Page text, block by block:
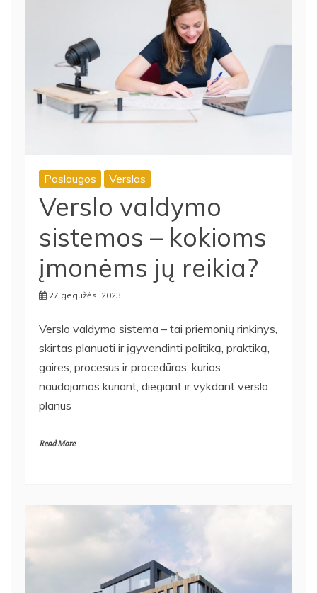
Paslaugos Verslas
Verslo valdymo
sistemos – kokioms
įmonėms jų reikia?
27 gegužės, 2023
Verslo valdymo sistema – tai priemonių rinkinys,
skirtas planuoti ir įgyvendinti politiką, praktiką,
gaires, procesus ir procedūras, kurios
naudojamos kuriant, diegiant ir vykdant verslo
planus
Read More